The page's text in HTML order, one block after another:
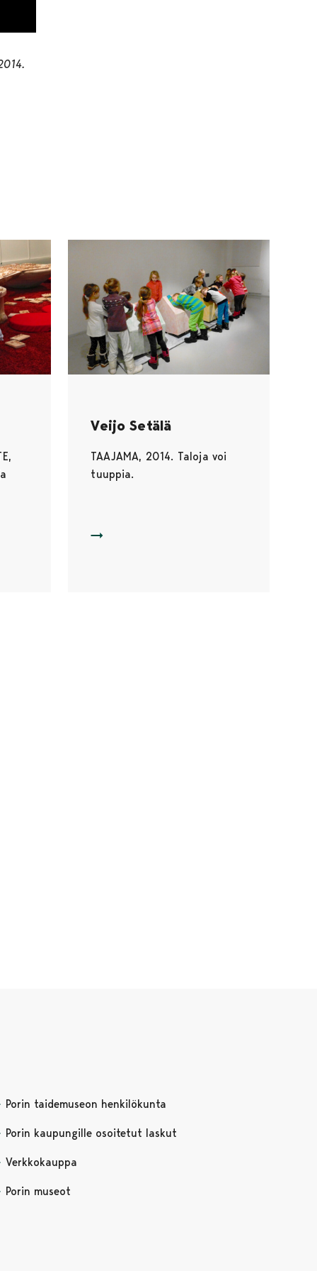
PISTE
Veijo Setälä
TAAJAMA, 2014. Taloja voi
tuuppia.
KEHONA: TAAJAMA
Porin taidemuseon henkilökunta
Porin kaupungille osoitetut laskut
Verkkokauppa
Porin museot